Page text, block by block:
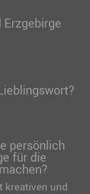
Erzgebirge
persönlich
für die
kreativen und